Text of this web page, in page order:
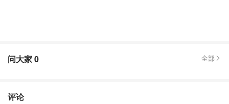
问大家0 全部
评论